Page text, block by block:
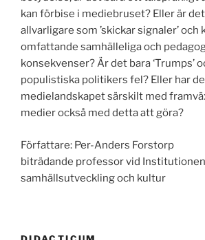
kan förbise i mediebruset? Eller är
allvarligare som ’skickar signaler’ och
omfattande samhälleliga och
konsekvenser? Är det bara ‘Trumps’
populistiska politikers fel? Eller har
medielandskapet särskilt med
medier också med detta att göra?
Författare: Per-Anders Forstorp
biträdande professor vid
samhällsutveckling och kultur